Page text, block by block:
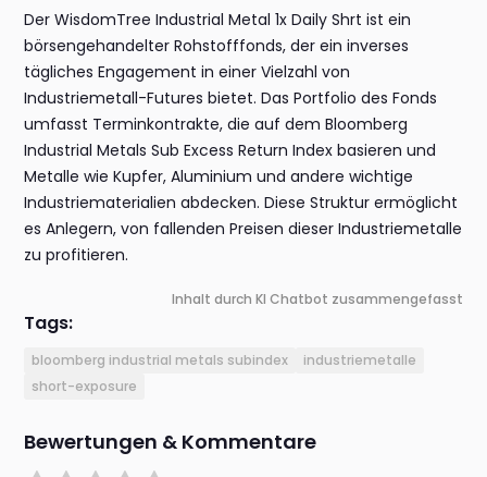
Der WisdomTree Industrial Metal 1x Daily Shrt ist ein
börsengehandelter Rohstofffonds, der ein inverses
tägliches Engagement in einer Vielzahl von
Industriemetall-Futures bietet. Das Portfolio des Fonds
umfasst Terminkontrakte, die auf dem Bloomberg
Industrial Metals Sub Excess Return Index basieren und
Metalle wie Kupfer, Aluminium und andere wichtige
Industriematerialien abdecken. Diese Struktur ermöglicht
es Anlegern, von fallenden Preisen dieser Industriemetalle
zu profitieren.
Inhalt durch KI Chatbot zusammengefasst
Tags:
bloomberg industrial metals subindex
industriemetalle
short-exposure
Bewertungen & Kommentare